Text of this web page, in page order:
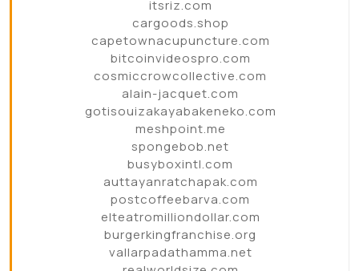
itsriz.com
cargoods.shop
capetownacupuncture.com
bitcoinvideospro.com
cosmiccrowcollective.com
alain-jacquet.com
gotisouizakayabakeneko.com
meshpoint.me
spongebob.net
busyboxintl.com
auttayanratchapak.com
postcoffeebarva.com
elteatromilliondollar.com
burgerkingfranchise.org
vallarpadathamma.net